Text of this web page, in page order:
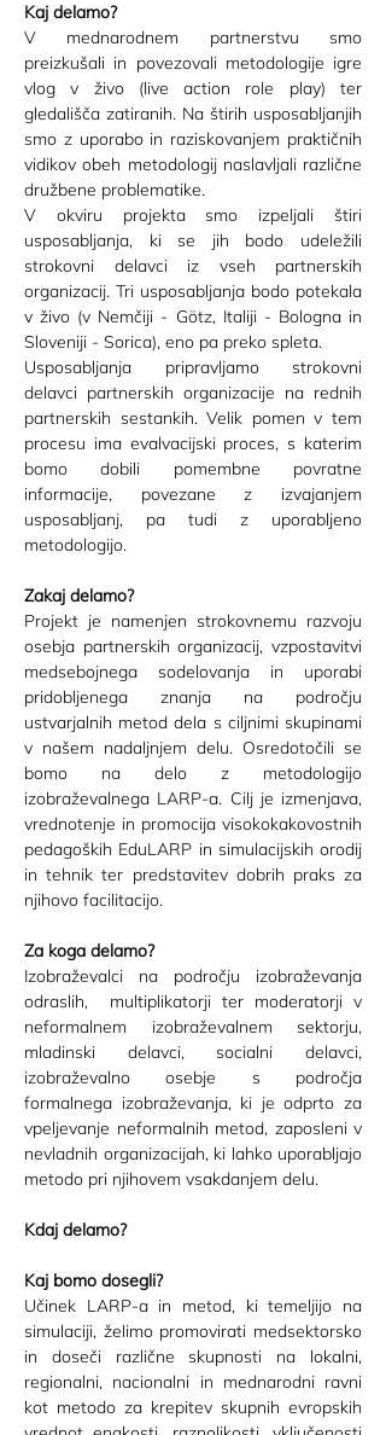
Kaj delamo?
V mednarodnem partnerstvu smo
preizkušali in povezovali metodologije igre
vlog v živo (live action role play) ter
gledališča zatiranih. Na štirih usposabljanjih
smo z uporabo in raziskovanjem praktičnih
vidikov obeh metodologij naslavljali različne
družbene problematike.
V okviru projekta smo izpeljali štiri
usposabljanja, ki se jih bodo udeležili
strokovni delavci iz vseh partnerskih
organizacij. Tri usposabljanja bodo potekala
v živo (v Nemčiji - Götz, Italiji - Bologna in
Sloveniji - Sorica), eno pa preko spleta.
Usposabljanja pripravljamo strokovni
delavci partnerskih organizacije na rednih
partnerskih sestankih. Velik pomen v tem
procesu ima evalvacijski proces, s katerim
bomo dobili pomembne povratne
informacije, povezane z izvajanjem
usposabljanj, pa tudi z uporabljeno
metodologijo.
Zakaj delamo?
Projekt je namenjen strokovnemu razvoju
osebja partnerskih organizacij, vzpostavitvi
medsebojnega sodelovanja in uporabi
pridobljenega znanja na področju
ustvarjalnih metod dela s ciljnimi skupinami
v našem nadaljnjem delu. Osredotočili se
bomo na delo z metodologijo
izobraževalnega LARP-a. Cilj je izmenjava,
vrednotenje in promocija visokokakovostnih
pedagoških EduLARP in simulacijskih orodij
in tehnik ter predstavitev dobrih praks za
njihovo facilitacijo.
Za koga delamo?
Izobraževalci na področju izobraževanja
odraslih,  multiplikatorji ter moderatorji v
neformalnem izobraževalnem sektorju,
mladinski delavci, socialni delavci,
izobraževalno osebje s področja
formalnega izobraževanja, ki je odprto za
vpeljevanje neformalnih metod, zaposleni v
nevladnih organizacijah, ki lahko uporabljajo
metodo pri njihovem vsakdanjem delu.
Kdaj delamo?
Kaj bomo dosegli?
Učinek LARP-a in metod, ki temeljijo na
simulaciji, želimo promovirati medsektorsko
in doseči različne skupnosti na lokalni,
regionalni, nacionalni in mednarodni ravni
kot metodo za krepitev skupnih evropskih